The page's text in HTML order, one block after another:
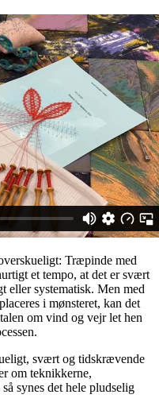
Træpinde med
et tempo, at det er svært
eller systematisk. Men med
i mønsteret, kan det
om vind og vejr let hen
svært og tidskrævende
om teknikkerne,
synes det hele pludselig